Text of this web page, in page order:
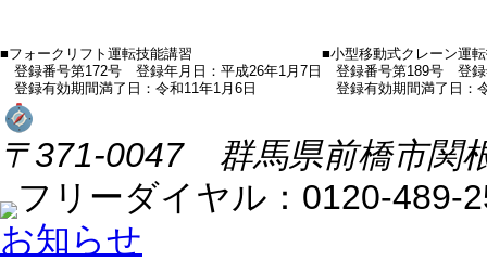
■フォークリフト運転技能講習
登録番号第172号 登録年月日：平成26年1月7日
登録有効期間満了日：令和11年1月6日
■小型移動式クレーン運
登録番号第189号 登録
登録有効期間満了日：
〒371-0047 群馬県前橋市関
フリーダイヤル：0120-
お知らせ